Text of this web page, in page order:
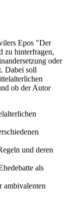
Epos "Der
zu hinterfragen,
oder
Dabei soll
ob der Autor
und deren
als
ambivalenten